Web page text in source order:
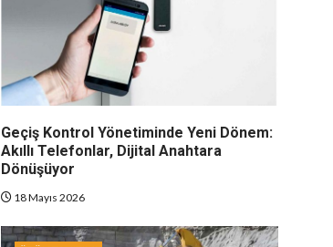
Geçiş Kontrol Yönetiminde Yeni Dönem:
Akıllı Telefonlar, Dijital Anahtara
Dönüşüyor
18 Mayıs 2026